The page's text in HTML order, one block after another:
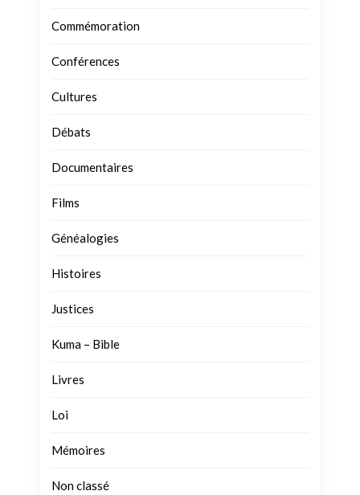
Commémoration
Conférences
Cultures
Débats
Documentaires
Films
Généalogies
Histoires
Justices
Kuma – Bible
Livres
Loi
Mémoires
Non classé